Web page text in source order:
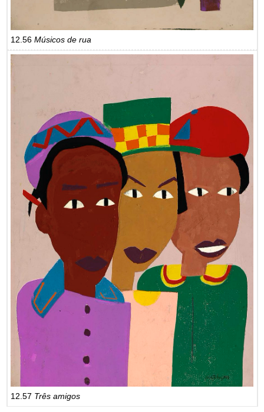
12.56Músicos de rua
12.57 Três amigos